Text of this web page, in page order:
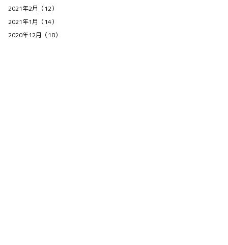
2021年2月（12）
2021年1月（14）
2020年12月（18）